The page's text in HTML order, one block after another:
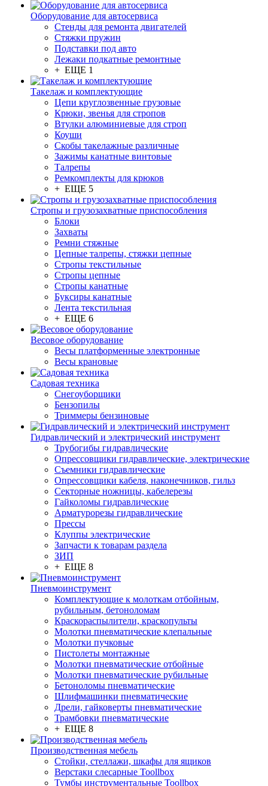
Оборудование для автосервиса
Стенды для ремонта двигателей
Стяжки пружин
Подставки под авто
Лежаки подкатные ремонтные
+ ЕЩЕ 1
Такелаж и комплектующие
Цепи круглозвенные грузовые
Крюки, звенья для стропов
Втулки алюминиевые для строп
Коуши
Скобы такелажные различные
Зажимы канатные винтовые
Талрепы
Ремкомплекты для крюков
+ ЕЩЕ 5
Стропы и грузозахватные приспособления
Блоки
Захваты
Ремни стяжные
Цепные талрепы, стяжки цепные
Стропы текстильные
Стропы цепные
Стропы канатные
Буксиры канатные
Лента текстильная
+ ЕЩЕ 6
Весовое оборудование
Весы платформенные электронные
Весы крановые
Садовая техника
Снегоуборщики
Бензопилы
Триммеры бензиновые
Гидравлический и электрический инструмент
Трубогибы гидравлические
Опрессовщики гидравлические, электрические
Съемники гидравлические
Опрессовщики кабеля, наконечников, гильз
Секторные ножницы, кабелерезы
Гайколомы гидравлические
Арматурорезы гидравлические
Прессы
Клуппы электрические
Запчасти к товарам раздела
ЗИП
+ ЕЩЕ 8
Пневмоинструмент
Комплектующие к молоткам отбойным,
рубильным, бетоноломам
Краскораспылители, краскопульты
Молотки пневматические клепальные
Молотки пучковые
Пистолеты монтажные
Молотки пневматические отбойные
Молотки пневматические рубильные
Бетоноломы пневматические
Шлифмашинки пневматические
Дрели, гайковерты пневматические
Трамбовки пневматические
+ ЕЩЕ 8
Производственная мебель
Стойки, стеллажи, шкафы для ящиков
Верстаки слесарные Toollbox
Тумбы инструментальные Toollbox